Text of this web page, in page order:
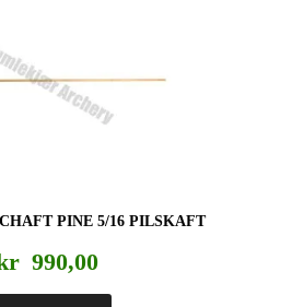
PINE 5/16 PILSKAFT
990,00